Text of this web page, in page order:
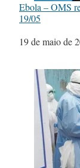
Ebola – OMS
19/05
Data
19 de maio de